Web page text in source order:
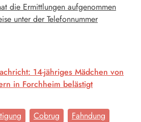
die Ermittlungen aufgenommen
unter der Telefonnummer
14-jähriges Mädchen von
in Forchheim belästigt
Cobrug
Fahndung